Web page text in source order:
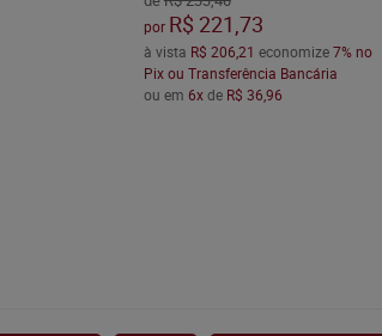
por R$ 221,73
à vista R$ 206,21 economize7% no
Pix ou Transferência Bancária
ou em 6xde R$ 36,96